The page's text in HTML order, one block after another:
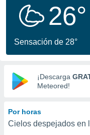
calidad.
a este
las
y
digital
basada
26°
Sensación de 28°
¡Descarga
Meteored!
Por horas
Cielos despejados en